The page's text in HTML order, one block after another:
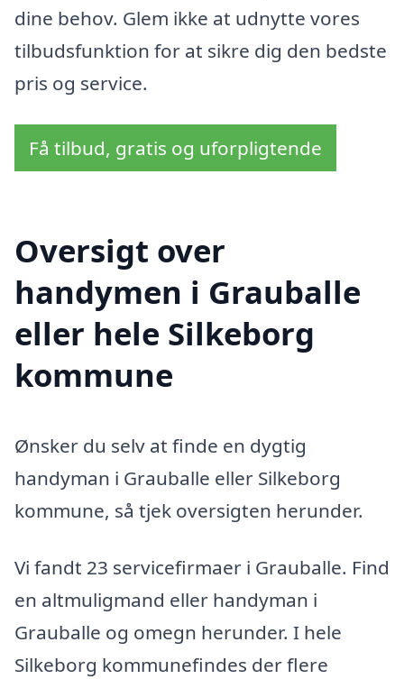
dine behov. Glem ikke at udnytte vores
tilbudsfunktion for at sikre dig den bedste
pris og service.
Få tilbud, gratis og uforpligtende
Oversigt over
handymen i Grauballe
eller hele Silkeborg
kommune
Ønsker du selv at finde en dygtig
handyman i Grauballe eller Silkeborg
kommune, så tjek oversigten herunder.
Vi fandt 23 servicefirmaer i Grauballe. Find
en altmuligmand eller handyman i
Grauballe og omegn herunder. I hele
Silkeborg kommunefindes der flere